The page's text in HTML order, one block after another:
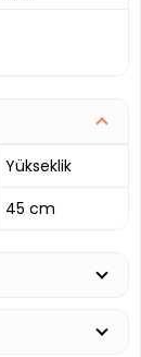
Yükseklik
45 cm